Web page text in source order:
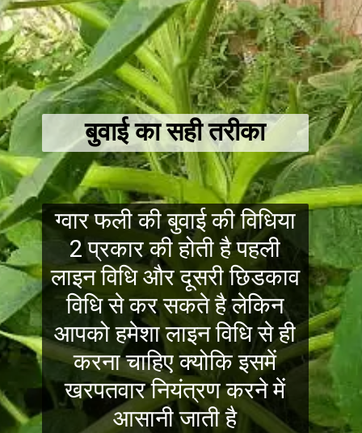
बुवाई का सही तरीका
ग्वार फली की बुवाई की विधिया
2 प्रकार की होती है पहली
लाइन विधि और दूसरी छिडकाव
विधि से कर सकते है लेकिन
आपको हमेशा लाइन विधि से ही
करना चाहिए क्योकि इसमें
खरपतवार नियंत्रण करने में
आसानी जाती है